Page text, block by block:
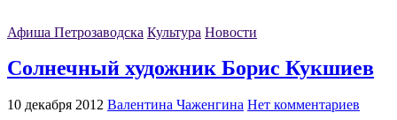
Афиша Петрозаводска Культура Новости
Солнечный художник Борис Кукшиев
10 декабря 2012 Валентина Чаженгина Нет комментариев